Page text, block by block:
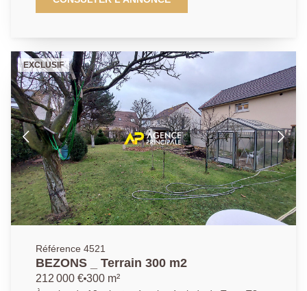
avant chaque visite. Pour de plus amples informations
débute par un spacieux séjour-triple, très lumineux
aménagée et équipée donnant accès au jardin, une
salle d'eau et des wc séparés. A l'étage, la visite se
poursuit par un palier qui dessert l'espace nuit
composé d'une suite parentale avec salle de bain et
d'une seconde chambre, le tout équipé de
climatiseurs réversibles afin d'assurer un confort
optimal été comme hiver. Sans oublier l'accès à une
très belle terrasse sans vis-à-vis. Un sous-sol semi
enterré comprenant ; une spacieuse chambre, très
cosy, d'environ 16m2 et un grand dressing pouvant
faire office de bureau, salle de jeux ou chambre
d'appoint Un grand garage ainsi que la possibilité de
garer plusieurs véhicules sur la parcelle. Cerise sur le
gâteau ; un grand jardin sans vis-à-vis, arboré et
exposé Sud-ouest, sur l'arrière de la propriété pour
profiter des jours ensoleilles en famille ou entre amis.
Vous serez charmé par la luminosité et les très beaux
EXCLUSIF
Référence 4521
BEZONS _ Terrain 300 m2
212 000 € 300 m²